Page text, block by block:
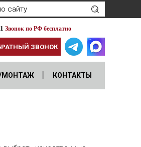
Звонок по РФ бесплатно
ЗВОНОК
МОНТАЖ КОНТАКТЫ